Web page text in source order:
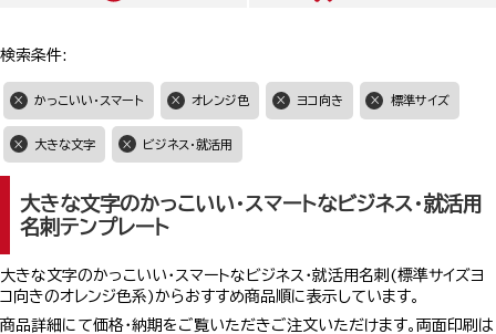
検索条件:
かっこいい・スマート オレンジ色 ヨコ向き 標準サイズ
大きな文字 ビジネス・就活用
大きな文字のかっこいい・スマートなビジネス・就活用
名刺テンプレート
大きな文字のかっこいい・スマートなビジネス・就活用名刺(標準サイズヨ
コ向きのオレンジ色系)からおすすめ商品順に表示しています。
商品詳細にて価格・納期をご覧いただきご注文いただけます。両面印刷は